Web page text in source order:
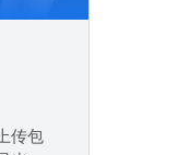
传包